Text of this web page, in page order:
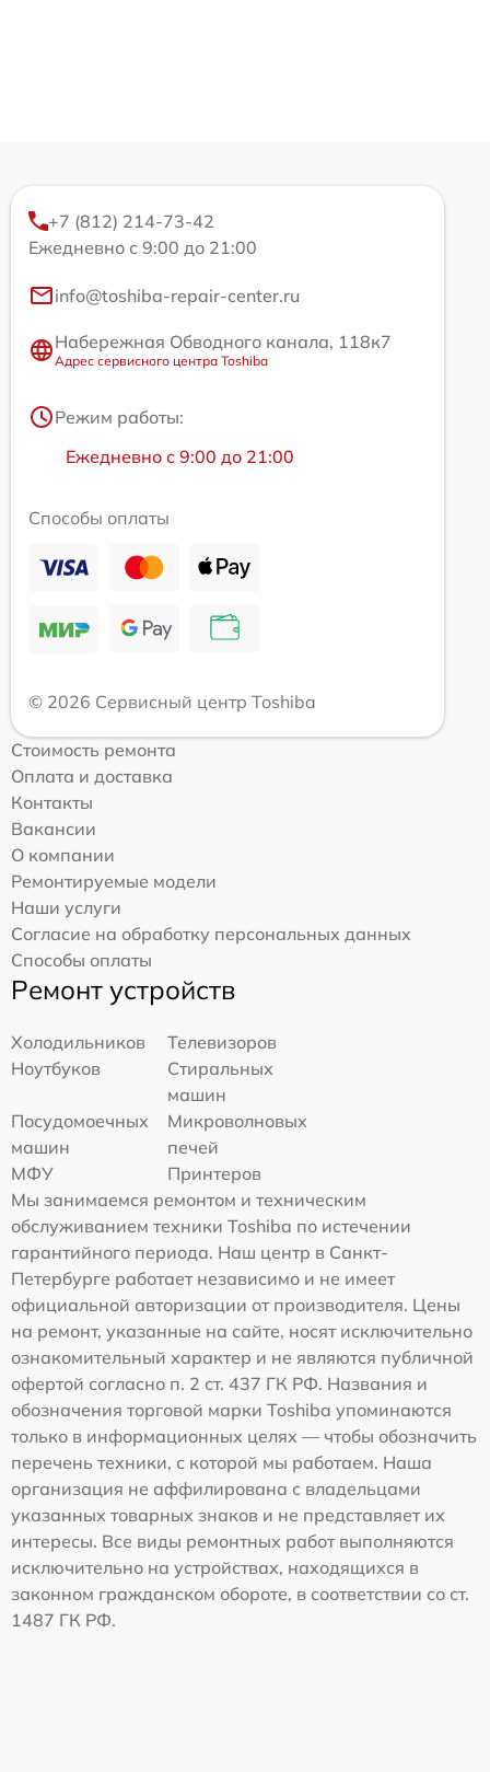
+7 (812) 214-73-42
Ежедневно с 9:00 до 21:00
info@toshiba-repair-center.ru
Набережная Обводного канала, 118к7
Адрес сервисного центра Toshiba
Режим работы:
Ежедневно с 9:00 до 21:00
Способы оплаты
© 2026 Сервисный центр Toshiba
Стоимость ремонта
Оплата и доставка
Контакты
Вакансии
О компании
Ремонтируемые модели
Наши услуги
Согласие на обработку персональных данных
Способы оплаты
Ремонт устройств
Холодильников
Телевизоров
Ноутбуков
Стиральных
машин
Посудомоечных
машин
Микроволновых
печей
МФУ
Принтеров
Мы занимаемся ремонтом и техническим
обслуживанием техники Toshiba по истечении
гарантийного периода. Наш центр в Санкт-
Петербурге работает независимо и не имеет
официальной авторизации от производителя. Цены
на ремонт, указанные на сайте, носят исключительно
ознакомительный характер и не являются публичной
офертой согласно п. 2 ст. 437 ГК РФ. Названия и
обозначения торговой марки Toshiba упоминаются
только в информационных целях — чтобы обозначить
перечень техники, с которой мы работаем. Наша
организация не аффилирована с владельцами
указанных товарных знаков и не представляет их
интересы. Все виды ремонтных работ выполняются
исключительно на устройствах, находящихся в
законном гражданском обороте, в соответствии со ст.
1487 ГК РФ.